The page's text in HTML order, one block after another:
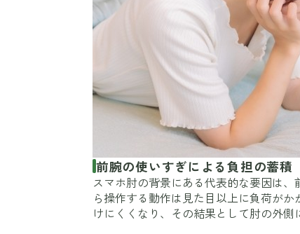
前腕の使いすぎによる負担の蓄積
スマホ肘の背景にある代表的な要因は
ら操作する動作は見た目以上に負荷が
けにくくなり、その結果として肘の外側